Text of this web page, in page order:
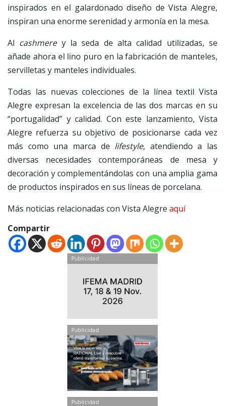
inspirados en el galardonado diseño de Vista Alegre,
inspiran una enorme serenidad y armonía en la mesa.
Al cashmerey la seda de alta calidad utilizadas, se
añade ahora el lino puro en la fabricación de manteles,
servilletas y manteles individuales.
Todas las nuevas colecciones de la línea textil Vista
Alegre expresan la excelencia de las dos marcas en su
“portugalidad” y calidad. Con este lanzamiento, Vista
Alegre refuerza su objetivo de posicionarse cada vez
más como una marca de lifestyle, atendiendo a las
diversas necesidades contemporáneas de mesa y
decoración y complementándolas con una amplia gama
de productos inspirados en sus líneas de porcelana.
Más noticias relacionadas con Vista Alegre aquí
Compartir
Publicidad
Publicidad
Publicidad